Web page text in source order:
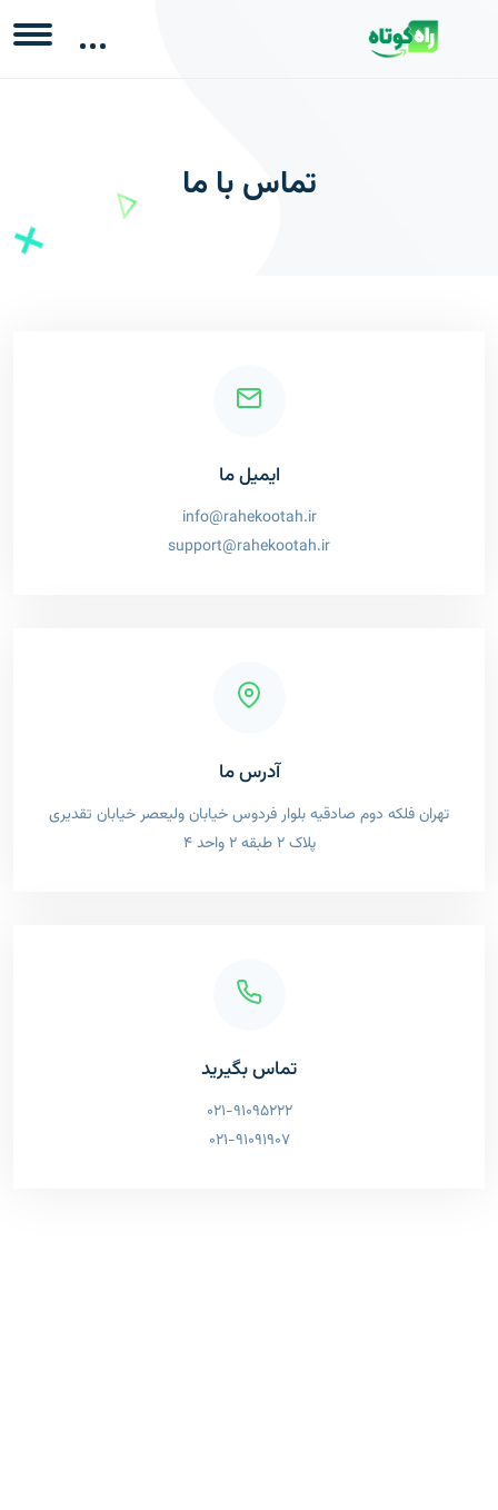
تماس با ما
ایمیل ما
info@rahekootah.ir
support@rahekootah.ir
آدرس ما
تهران فلکه دوم صادقیه بلوار فردوس خیابان ولیعصر خیابان تقدیری
پلاک 2 طبقه 2 واحد 4
تماس بگیرید
021-91095222
021-91091907